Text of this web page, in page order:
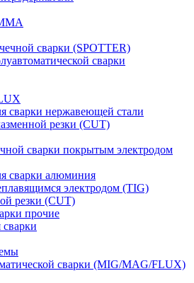
ММА
сварки (SPOTTER)
сварки
сварки нержавеющей стали
резки (CUT)
сварки покрытым электродом
сварки алюминия
электродом (TIG)
резки (CUT)
прочие
сварки (MIG/MAG/FLUX)